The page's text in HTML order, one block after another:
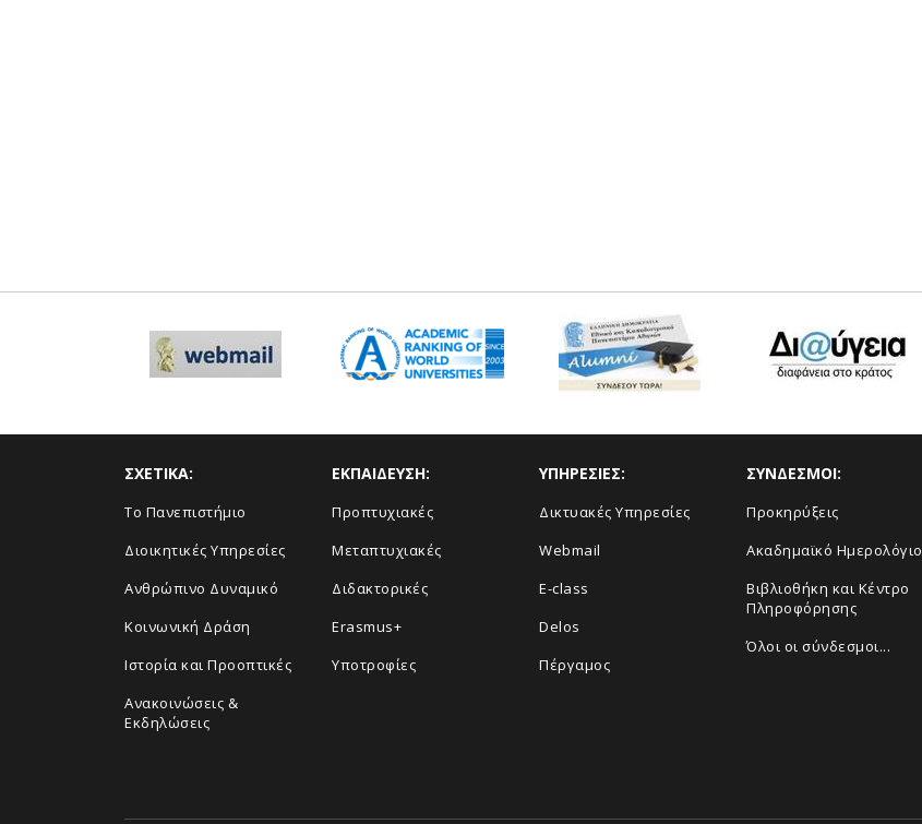
ΣΧΕΤΙΚΑ:
Το Πανεπιστήμιο
Διοικητικές Υπηρεσίες
Ανθρώπινο Δυναμικό
Κοινωνική Δράση
Ιστορία και Προοπτικές
Aνακοινώσεις &
Εκδηλώσεις
ΕΚΠΑΙΔΕΥΣΗ:
Προπτυχιακές
Μεταπτυχιακές
Διδακτορικές
Erasmus+
Υποτροφίες
ΥΠΗΡΕΣΙΕΣ:
Δικτυακές Υπηρεσίες
Webmail
E-class
Delos
Πέργαμος
ΣΥΝΔΕΣΜΟΙ:
Προκηρύξεις
Ακαδημαϊκό Ημερολόγιο
Βιβλιοθήκη και Κέντρο
Πληροφόρησης
Όλοι οι σύνδεσμοι...